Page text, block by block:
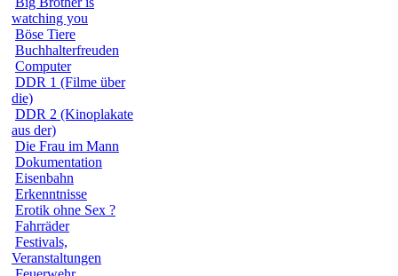
watching you
Böse Tiere
Buchhalterfreuden
Computer
DDR 1 (Filme über
die)
DDR 2 (Kinoplakate
aus der)
Die Frau im Mann
Dokumentation
Eisenbahn
Erkenntnisse
Erotik ohne Sex ?
Fahrräder
Festivals,
Veranstaltungen